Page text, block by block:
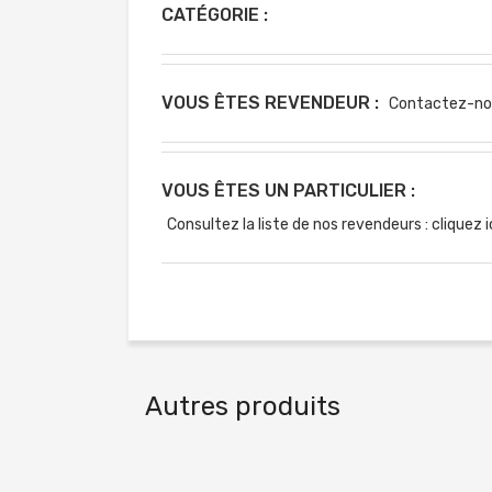
CATÉGORIE :
VOUS ÊTES REVENDEUR : Contactez-
VOUS ÊTES UN PARTICULIER :
Consultez la liste de nos revendeurs : cliquez
Autres produits